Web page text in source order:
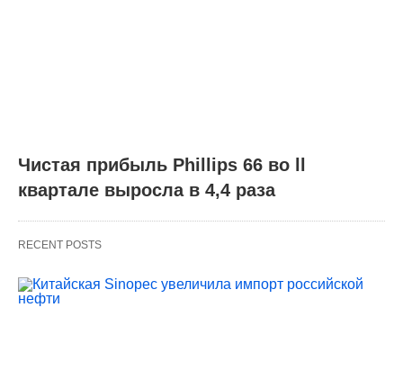
Чистая прибыль Phillips 66 во ll
квартале выросла в 4,4 раза
RECENT POSTS